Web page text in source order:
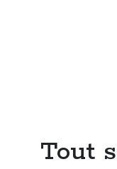
Tout